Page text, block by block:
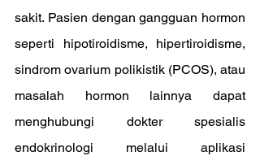
sakit. Pasien dengan gangguan hormon
seperti hipotiroidisme, hipertiroidisme,
sindrom ovarium polikistik (PCOS), atau
masalah hormon lainnya dapat
menghubungi dokter spesialis
endokrinologi melalui aplikasi